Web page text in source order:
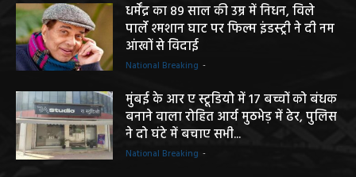
धर्मेंद्र का 89 साल की उम्र में निधन, विले
पार्ले श्मशान घाट पर फिल्म इंडस्ट्री ने दी नम
आंखों से विदाई
National Breaking -
मुंबई के आर ए स्टूडियो में 17 बच्चों को बंधक
बनाने वाला रोहित आर्य मुठभेड़ में ढेर, पुलिस
ने दो घंटे में बचाए सभी...
National Breaking -